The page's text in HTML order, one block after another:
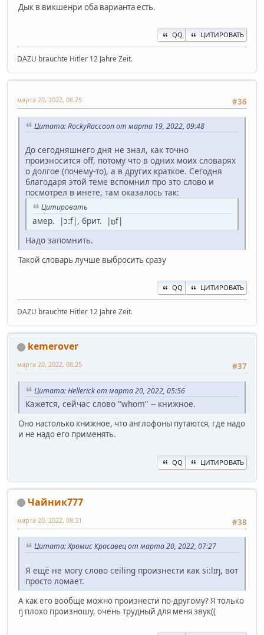
Дык в викшенри оба варианта есть.
QQ ЦИТИРОВАТЬ
DAZU brauchte Hitler 12 Jahre Zeit.
#36
марта 20, 2022, 08:25
Цитата: RockyRaccoon от марта 19, 2022, 09:48
До сегодняшнего дня не знал, как точно
произносится off, потому что в одних моих словарях
о долгое (почему-то), а в других краткое. Сегодня
благодаря этой теме вспомнил про это слово и
посмотрел в инете, там оказалось так:
Цитировать
амер. |ɔːf|, брит. |ɒf|
Надо запомнить.
Такой словарь лучше выбросить сразу
QQ ЦИТИРОВАТЬ
DAZU brauchte Hitler 12 Jahre Zeit.
kemerover
#37
марта 20, 2022, 08:25
Цитата: Hellerick от марта 20, 2022, 05:56
Кажется, сейчас слово "whom" -- книжное.
Оно настолько книжное, что англофоны путаются, где надо
и не надо его применять.
QQ ЦИТИРОВАТЬ
Чайник777
#38
марта 20, 2022, 08:31
Цитата: Хромис Красавец от марта 20, 2022, 07:27
Я ещё не могу слово ceiling произнести как si:lɪŋ, вот
просто ломает.
А как его вообще можно произнести по-другому? Я только
ŋ плохо произношу, очень трудный для меня звук((